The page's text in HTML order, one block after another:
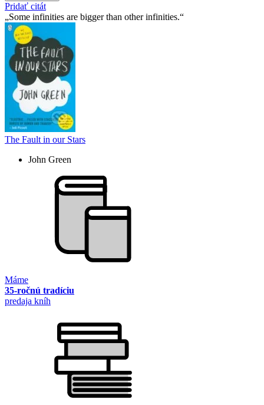
Pridať citát
Some infinities are bigger than other infinities.
The Fault in our Stars
John Green
Máme
35-ročnú tradíciu
predaja kníh